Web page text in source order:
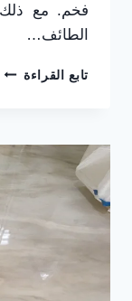
فخم. مع
الطائف…
تابع القراءة معلم
له
بلاط